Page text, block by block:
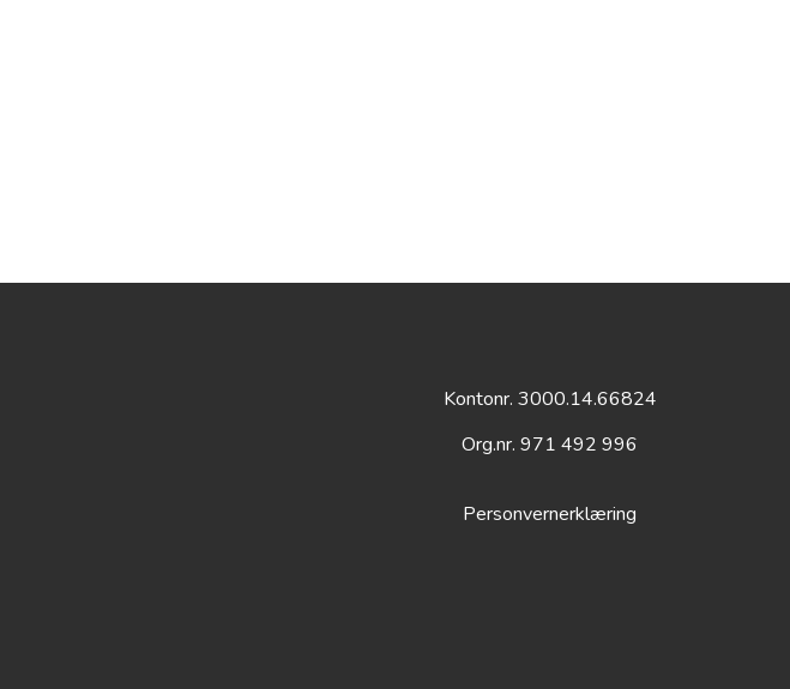
Kontonr. 3000.14.66824
Org.nr. 971 492 996
Personvernerklæring